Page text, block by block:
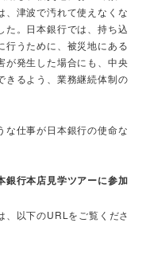
、津波で汚れて使えなくな
た。日本銀行では、持ち込
行うために、被災地にある
が発生した場合にも、中央
きるよう、業務継続体制の
な仕事が日本銀行の使命な
銀行本店見学ツアーに参加
、以下のURLをご覧くださ